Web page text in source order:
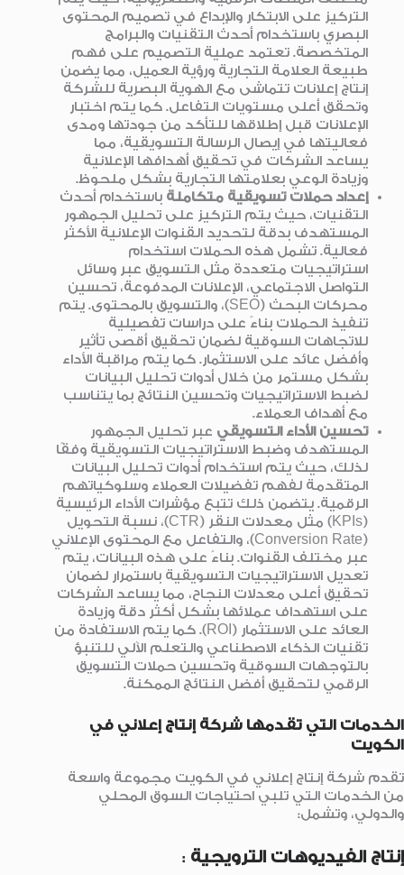
التركيز على الابتكار والإبداع في تصميم المحتوى
البصري باستخدام أحدث التقنيات والبرامج
المتخصصة. تعتمد عملية التصميم على فهم
طبيعة العلامة التجارية ورؤية العميل، مما يضمن
إنتاج إعلانات تتماشى مع الهوية البصرية للشركة
وتحقق أعلى مستويات التفاعل. كما يتم اختبار
الإعلانات قبل إطلاقها للتأكد من جودتها ومدى
فعاليتها في إيصال الرسالة التسويقية، مما
يساعد الشركات في تحقيق أهدافها الإعلانية
وزيادة الوعي بعلامتها التجارية بشكل ملحوظ.
إعداد حملات تسويقية متكاملة باستخدام أحدث
التقنيات، حيث يتم التركيز على تحليل الجمهور
المستهدف بدقة لتحديد القنوات الإعلانية الأكثر
فعالية. تشمل هذه الحملات استخدام
استراتيجيات متعددة مثل التسويق عبر وسائل
التواصل الاجتماعي، الإعلانات المدفوعة، تحسين
محركات البحث (SEO)، والتسويق بالمحتوى. يتم
تنفيذ الحملات بناءً على دراسات تفصيلية
للاتجاهات السوقية لضمان تحقيق أقصى تأثير
وأفضل عائد على الاستثمار. كما يتم مراقبة الأداء
بشكل مستمر من خلال أدوات تحليل البيانات
لضبط الاستراتيجيات وتحسين النتائج بما يتناسب
مع أهداف العملاء.
تحسين الأداء التسويقي عبر تحليل الجمهور
المستهدف وضبط الاستراتيجيات التسويقية وفقًا
لذلك، حيث يتم استخدام أدوات تحليل البيانات
المتقدمة لفهم تفضيلات العملاء وسلوكياتهم
الرقمية. يتضمن ذلك تتبع مؤشرات الأداء الرئيسية
(KPIs) مثل معدلات النقر (CTR)، نسبة التحويل
(Conversion Rate)، والتفاعل مع المحتوى الإعلاني
عبر مختلف القنوات. بناءً على هذه البيانات، يتم
تعديل الاستراتيجيات التسويقية باستمرار لضمان
تحقيق أعلى معدلات النجاح، مما يساعد الشركات
على استهداف عملائها بشكل أكثر دقة وزيادة
العائد على الاستثمار (ROI). كما يتم الاستفادة من
تقنيات الذكاء الاصطناعي والتعلم الآلي للتنبؤ
بالتوجهات السوقية وتحسين حملات التسويق
الرقمي لتحقيق أفضل النتائج الممكنة.
الخدمات التي تقدمها شركة إنتاج إعلاني في
الكويت
تقدم شركة إنتاج إعلاني في الكويت مجموعة واسعة
من الخدمات التي تلبي احتياجات السوق المحلي
والدولي، وتشمل:
إنتاج الفيديوهات الترويجية :